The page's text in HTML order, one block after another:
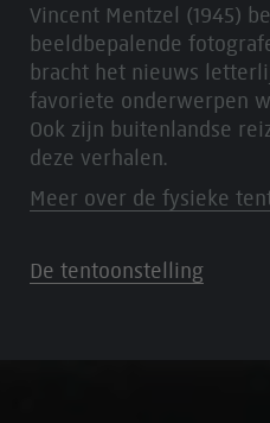
Vincent Mentzel (1945)
beeldbepalende
bracht het nieuws
favoriete onderwerpen
Ook zijn buitenlandse
deze verhalen.
Meer over de fysieke
De tentoonstelling